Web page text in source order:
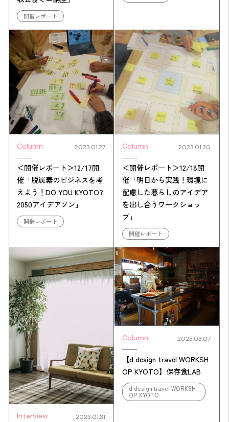
開催レポート
Column 2023.01.27
＜開催レポート＞12/17開
催「脱炭素のビジネスを考
えよう！DO YOU KYOTO?
2050アイデアソン」
開催レポート
Column 2023.01.30
＜開催レポート＞12/18開
催「明日から実践！環境に
配慮した暮らしのアイデア
を出し合うワークショッ
プ」
開催レポート
Interview 2023.01.31
Column 2023.03.07
【d design travel WORKSH
OP KYOTO】保存食LAB
d design travel WORKSH
OP KYOTO